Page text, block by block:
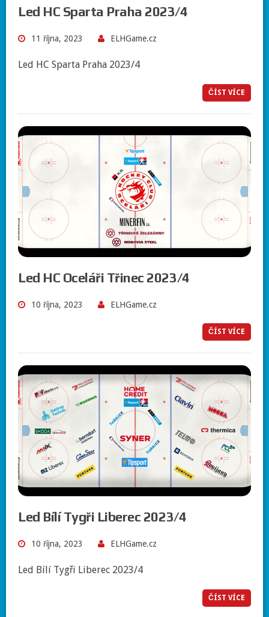
Led HC Sparta Praha 2023/4
11 října, 2023 ELHGame.cz
Led HC Sparta Praha 2023/4
ČÍST VÍCE
Led HC Oceláři Třinec 2023/4
10 října, 2023 ELHGame.cz
ČÍST VÍCE
Led Bílí Tygři Liberec 2023/4
10 října, 2023 ELHGame.cz
Led Bílí Tygři Liberec 2023/4
ČÍST VÍCE